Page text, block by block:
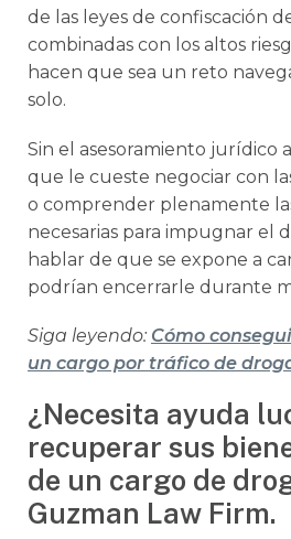
de las leyes de confiscación
combinadas con los altos
hacen que sea un reto
solo.
Sin el asesoramiento jurídico
que le cueste negociar con
o comprender plenamente
necesarias para impugnar el
hablar de que se expone a
podrían encerrarle durante
Siga leyendo: Cómo
un cargo por tráfico de
¿Necesita ayuda
recuperar sus
de un cargo de
Guzman Law Firm.